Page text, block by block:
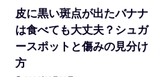
皮に黒い斑点が出たバナナ
は食べても大丈夫？シュガ
ースポットと傷みの見分け
方